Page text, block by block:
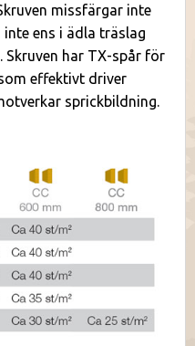
missfärgar inte
ens i ädla träslag
Skruven har TX-spår för
effektivt driver
sprickbildning.